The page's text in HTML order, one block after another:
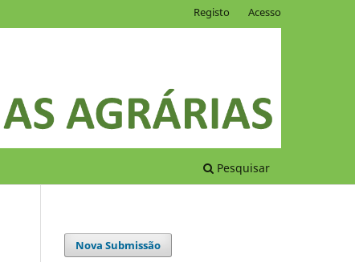
Pesquisar
Registo Acesso
Nova Submissão